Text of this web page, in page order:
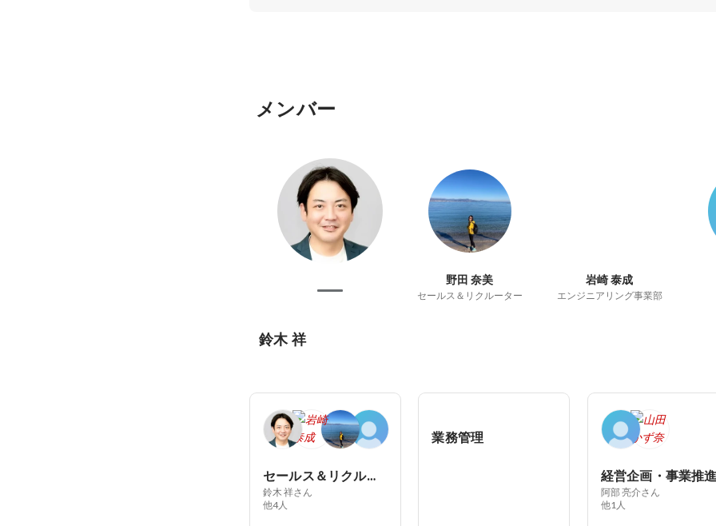
メンバー
野田 奈美
セールス＆リクルーター
岩崎 泰成
エンジニアリング事業部
鈴木 祥
セールス＆リクルーター
鈴木 祥さん
他4人
業務管理
経営企画・事業推
阿部 亮介さん
他1人